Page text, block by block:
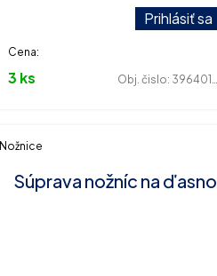
Cena:
Prihlásiť sa
3 ks Obj. čislo: 396401473
Nožnice
Súprava nožníc na ďasno